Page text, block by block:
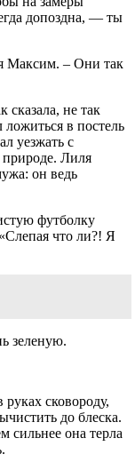
допоздна, — ты
Максим. – Они так
не так
в постель
уезжать с
природе. Лиля
он ведь
футболку
что ли?! Я
зеленую.
сковороду,
до блеска.
сильнее она терла